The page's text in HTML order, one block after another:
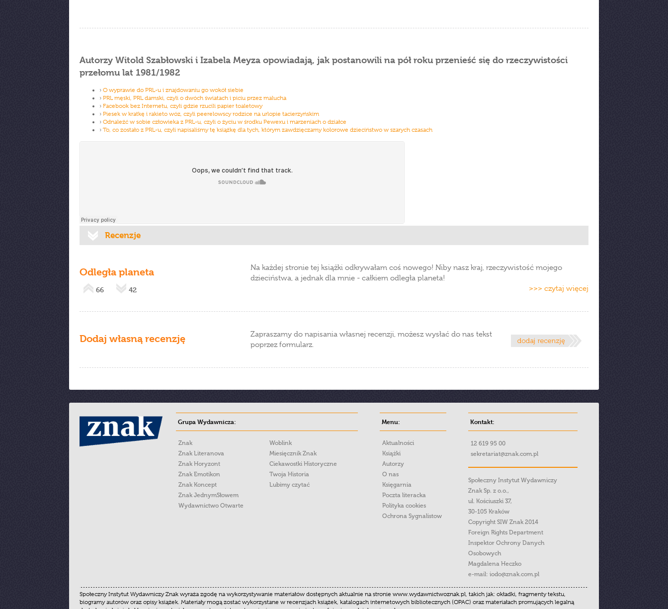
Autorzy Witold Szabłowski i Izabela Meyza opowiadają, jak postanowili na pół roku przenieść się do rzeczywistości
przełomu lat 1981/1982
› O wyprawie do PRL-u i znajdowaniu go wokół siebie
› PRL męski, PRL damski, czyli o dwóch światach i piciu przez malucha
› Facebook bez Internetu, czyli gdzie rzucili papier toaletowy
› Piesek w kratkę i rakieto wóz, czyli peerelowscy rodzice na urlopie tacierzyńskim
› Odnaleźć w sobie człowieka z PRL-u, czyli o życiu w środku Pewexu i marzeniach o działce
› To, co zostało z PRL-u, czyli napisaliśmy tę książkę dla tych, którym zawdzięczamy kolorowe dzieciństwo w szarych czasach
Recenzje
Odległa planeta
66 42
Na każdej stronie tej książki odkrywałam coś nowego! Niby nasz kraj, rzeczywistość mojego
dzieciństwa, a jednak dla mnie - całkiem odległa planeta!
>>> czytaj więcej
Dodaj własną recenzję
Zapraszamy do napisania własnej recenzji, możesz wysłać do nas tekst
poprzez formularz.
Grupa Wydawnicza:
Znak
Znak Literanova
Znak Horyzont
Znak Emotikon
Znak Koncept
Znak JednymSłowem
Wydawnictwo Otwarte
Woblink
Miesięcznik Znak
Ciekawostki Historyczne
Twoja Historia
Lubimy czytać
Menu:
Aktualności
Książki
Autorzy
O nas
Księgarnia
Poczta literacka
Polityka cookies
Ochrona Sygnalistow
Kontakt:
12 619 95 00
sekretariat@znak.com.pl
Społeczny Instytut Wydawniczy
Znak Sp. z o.o.,
ul. Kościuszki 37,
30-105 Kraków
Copyright SIW Znak 2014
Foreign Rights Department
Inspektor Ochrony Danych
Osobowych
Magdalena Heczko
e-mail: iodo@znak.com.pl
Społeczny Instytut Wydawniczy Znak wyraża zgodę na wykorzystywanie materiałów dostępnych aktualnie na stronie www.wydawnictwoznak.pl, takich jak: okładki, fragmenty tekstu,
biogramy autorów oraz opisy książek. Materiały mogą zostać wykorzystane w recenzjach książek, katalogach internetowych bibliotecznych (OPAC) oraz materiałach promujących legalną